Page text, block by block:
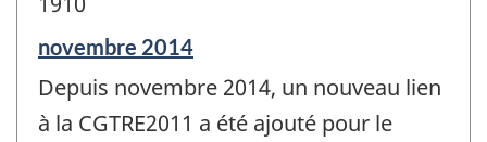
Période
référence
de
novembre 2014
Depuis novembre 2014, un nouveau lien
à la CGTRE2011 a été ajouté pour le